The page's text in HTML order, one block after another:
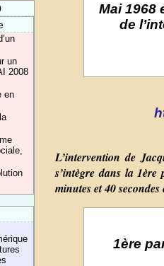
un
2008
en
Mai 1968
de
L’intervention de
s’intègre dans la
minutes et 40
1ère